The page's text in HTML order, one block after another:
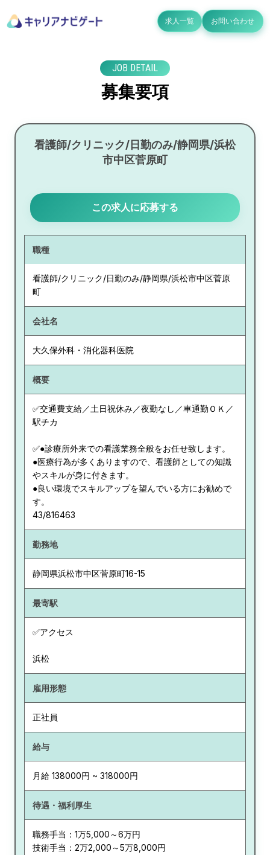
求人一覧 お問い合わせ
JOB DETAIL
募集要項
看護師/クリニック/日勤のみ/静岡県/浜松
市中区菅原町
この求人に応募する
職種
看護師/クリニック/日勤のみ/静岡県/浜松市中区菅原
町
会社名
大久保外科・消化器科医院
概要
✅交通費支給／土日祝休み／夜勤なし／車通勤ＯＫ／
駅チカ
✅●診療所外来での看護業務全般をお任せ致します。
●医療行為が多くありますので、看護師としての知識
やスキルが身に付きます。
●良い環境でスキルアップを望んでいる方にお勧めで
す。
43/816463
勤務地
静岡県浜松市中区菅原町16-15
最寄駅
✅アクセス
浜松
雇用形態
正社員
給与
月給 138000円 ~ 318000円
待遇・福利厚生
職務手当：1万5,000～6万円
技術手当：2万2,000～5万8,000円